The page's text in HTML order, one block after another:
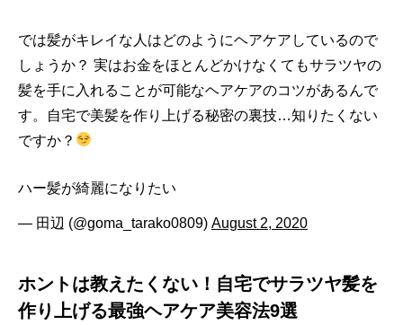
では髪がキレイな人はどのようにヘアケアしているので
しょうか？ 実はお金をほとんどかけなくてもサラツヤの
髪を手に入れることが可能なヘアケアのコツがあるんで
す。自宅で美髪を作り上げる秘密の裏技…知りたくない
ですか？
ハー髪が綺麗になりたい
— 田辺 (@goma_tarako0809) August 2, 2020
ホントは教えたくない！自宅でサラツヤ髪を
作り上げる最強ヘアケア美容法9選